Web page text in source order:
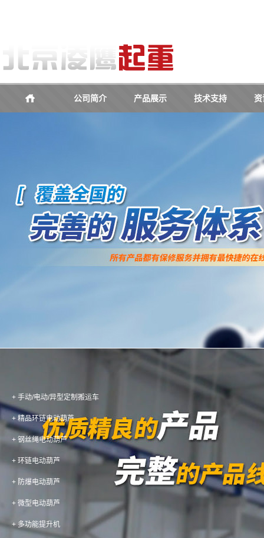
公司简介 产品展示 技术支持
产品展示 / PRODUCTS
+ 手动/电动/异型定制搬运车
+ 精品环链电动葫芦
+ 钢丝绳电动葫芦
+ 环链电动葫芦
+ 防爆电动葫芦
+ 微型电动葫芦
+ 多功能提升机
电动葫芦作业中导致摇晃
电动葫芦作业中导致摇晃的原因
· 电动葫芦作业中导致摇晃的原因